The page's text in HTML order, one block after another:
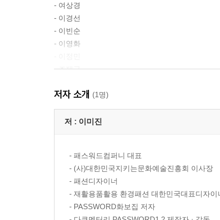
- 여상경
- 이경선
- 이빈순
- 이영화
- 조재금
- 2025년 활동(행사사진)
- 패스워드예술워킹단
- 다큐멘터리 PASSWORD2
저자 소개 (1명)
저 : 이미진
- 패스워드컴퍼니 대표
- (사)대한민국지키는문화예술진흥회 이사장
- 패션디자이너
- 재활용품활용 환경패션 대한민국대표디자이
- PASSWORD화보집 저자